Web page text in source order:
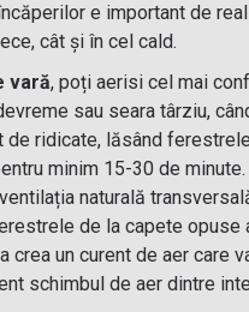
e important de
cât și în cel cald.
vară, poți aerisi cel mai
sau seara târziu,
de ridicate, lăsând
minim 15-30 de
naturală
de la capete opuse
crea un curent de aer care
schimbul de aer dintre